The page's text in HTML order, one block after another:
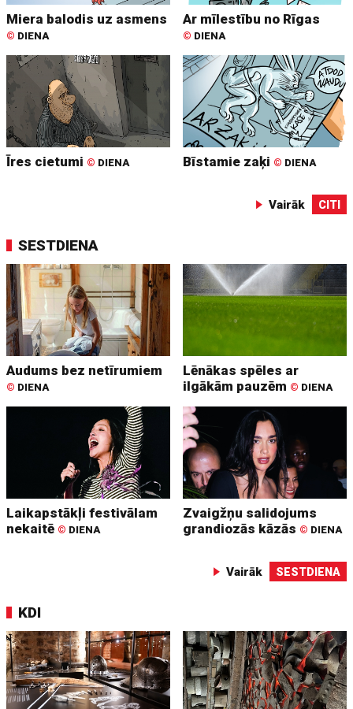
Miera balodis uz asmens
© DIENA
Ar mīlestību no Rīgas
© DIENA
Īres cietumi © DIENA Bīstamie zaķi © DIENA
Vairāk CITI
SESTDIENA
Audums bez netīrumiem
© DIENA
Lēnākas spēles ar
ilgākām pauzēm © DIENA
Laikapstākļi festivālam
nekaitē © DIENA
Zvaigžņu salidojums
grandiozās kāzās © DIENA
Vairāk SESTDIENA
KDI